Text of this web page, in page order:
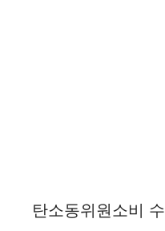
탄소동위원소비